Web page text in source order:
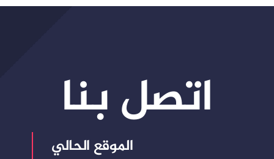
اتصل بنا
الموقع الحالي